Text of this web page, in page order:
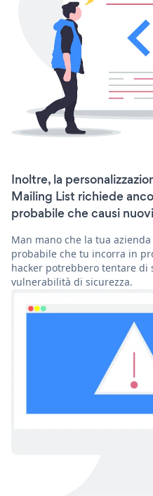
Inoltre, la
Mailing List richiede
probabile che causi
Man mano che la tua
probabile che tu incorra in
hacker potrebbero tentare
vulnerabilità di sicurezza.